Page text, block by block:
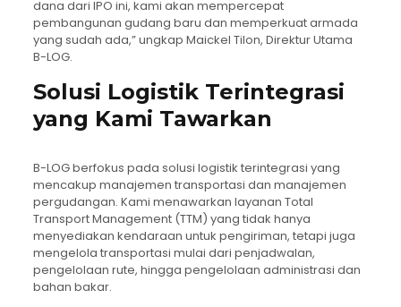
dana dari IPO ini, kami akan mempercepat
pembangunan gudang baru dan memperkuat armada
yang sudah ada,” ungkap Maickel Tilon, Direktur Utama
B-LOG.
Solusi Logistik Terintegrasi
yang Kami Tawarkan
B-LOG berfokus pada solusi logistik terintegrasi yang
mencakup manajemen transportasi dan manajemen
pergudangan. Kami menawarkan layanan Total
Transport Management (TTM) yang tidak hanya
menyediakan kendaraan untuk pengiriman, tetapi juga
mengelola transportasi mulai dari penjadwalan,
pengelolaan rute, hingga pengelolaan administrasi dan
bahan bakar.